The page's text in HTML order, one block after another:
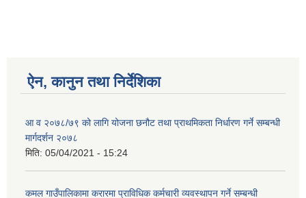
ऐन, कानुन तथा निर्देशिका
आ व २०७८/७९ को लागि योजना छनौट तथा प्राथमिकता निर्धारण गर्ने सम्बन्धी
मार्गदर्शन २०७८
मिति: 05/04/2021 - 15:24
कमल गाउँपालिकामा करारमा प्राविधिक कर्मचारी व्यवस्थापन गर्ने सम्बन्धी